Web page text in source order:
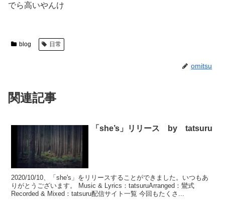
でら高いやんけ
blog 日常
omitsu
関連記事
「she’s」リリース by tatsuru
2020/10/10、「she's」をリリースすることができました。いつもあ
りがとうございます。 Music & Lyrics：tatsuruArranged：鸞式
Recorded & Mixed：tatsuru配信サイト一覧 今回もたくさ...